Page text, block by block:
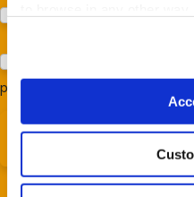
Prodotti (Almo Nature)
preso visione della